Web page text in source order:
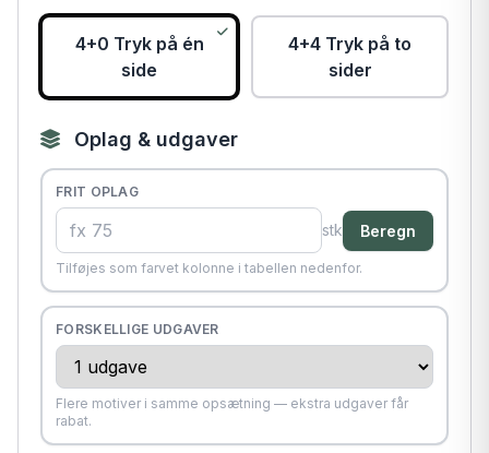
4+0 Tryk på én
side
4+4 Tryk på to
sider
Oplag & udgaver
FRIT OPLAG
stk Beregn
Tilføjes som farvet kolonne i tabellen nedenfor.
FORSKELLIGE UDGAVER
Flere motiver i samme opsætning — ekstra udgaver får
rabat.